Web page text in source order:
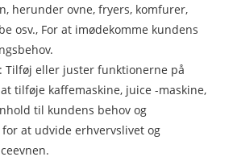
herunder ovne, fryers, komfurer,
osv., For at imødekomme kundens
Tilføj eller juster funktionerne på
tilføje kaffemaskine, juice -maskine,
til kundens behov og
at udvide erhvervslivet og